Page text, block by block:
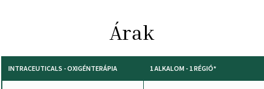
Árak
INTRACEUTICALS - OXIGÉNTERÁPIA 1 ALKALOM - 1 RÉGIÓ*